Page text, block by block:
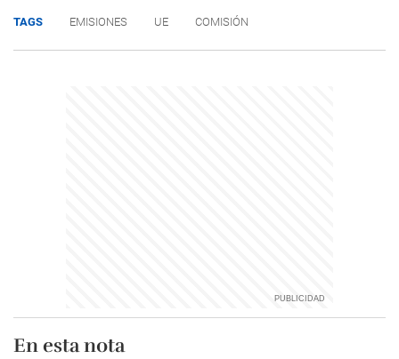
TAGS EMISIONES UE COMISIÓN
En esta nota